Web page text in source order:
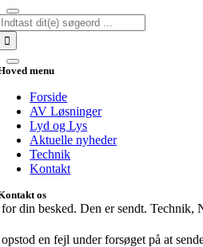
menu
Forside
AV Løsninger
Lyd og Lys
Aktuelle nyheder
Technik
Kontakt
os
din besked. Den er sendt. Technik,
en fejl under forsøget på at